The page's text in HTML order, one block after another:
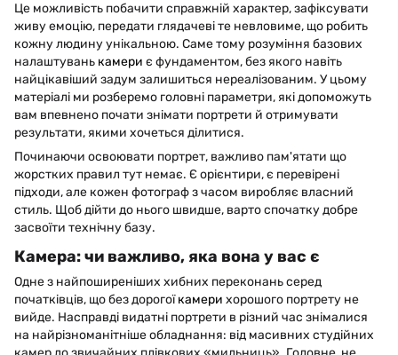
Це можливість побачити справжній характер, зафіксувати
живу емоцію, передати глядачеві те невловиме, що робить
кожну людину унікальною. Саме тому розуміння базових
налаштувань камери є фундаментом, без якого навіть
найцікавіший задум залишиться нереалізованим. У цьому
матеріалі ми розберемо головні параметри, які допоможуть
вам впевнено почати знімати портрети й отримувати
результати, якими хочеться ділитися.
Починаючи освоювати портрет, важливо пам'ятати що
жорстких правил тут немає. Є орієнтири, є перевірені
підходи, але кожен фотограф з часом виробляє власний
стиль. Щоб дійти до нього швидше, варто спочатку добре
засвоїти технічну базу.
Камера: чи важливо, яка вона у вас є
Одне з найпоширеніших хибних переконань серед
початківців, що без дорогоїкамери хорошого портрету не
вийде. Насправді видатні портрети в різний час знімалися
на найрізноманітніше обладнання: від масивних студійних